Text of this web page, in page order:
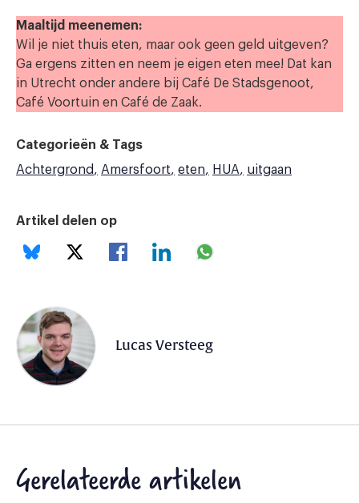
Maaltijd meenemen:
Wil je niet thuis eten, maar ook geen geld uitgeven?
Ga ergens zitten en neem je eigen eten mee! Dat kan
in Utrecht onder andere bij Café De Stadsgenoot,
Café Voortuin en Café de Zaak.
Categorieën & Tags
Achtergrond
Amersfoort eten HUA uitgaan
Artikel delen op
Lucas Versteeg
Gerelateerde artikelen